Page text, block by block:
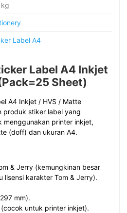
Label A4
Label A4 Inkjet
Sheet)
A4 Inkjet / HVS / Matte
produk stiker label yang
printer inkjet,
(doff) dan ukuran A4.
& Jerry (kemungkinan besar
lisensi karakter Tom & Jerry).
mm).
untuk printer inkjet).